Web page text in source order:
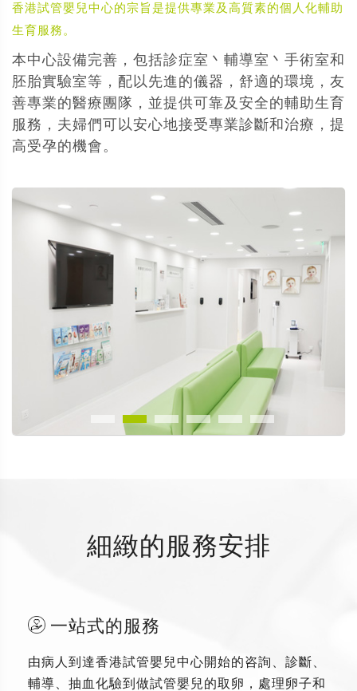
香港試管嬰兒中心的宗旨是提供專業及高質素的個人化輔助
生育服務。
本中心設備完善，包括診症室丶輔導室丶手術室和
胚胎實驗室等，配以先進的儀器，舒適的環境，友
善專業的醫療團隊，並提供可靠及安全的輔助生育
服務，夫婦們可以安心地接受專業診斷和治療，提
高受孕的機會。
細緻的服務安排
一站式的服務
由病人到達香港試管嬰兒中心開始的咨詢、診斷、
輔導、抽血化驗到做試管嬰兒的取卵，處理卵子和